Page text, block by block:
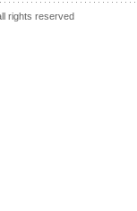
rights reserved